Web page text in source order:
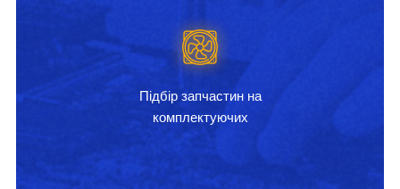
Підбір запчастин на
комплектуючих